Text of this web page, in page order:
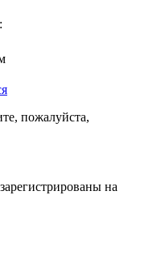
пожалуйста,
на